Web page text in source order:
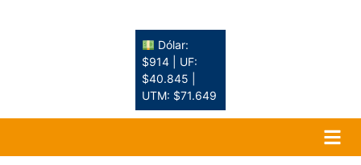
Dólar:
$914 | UF:
$40.845 |
UTM: $71.649